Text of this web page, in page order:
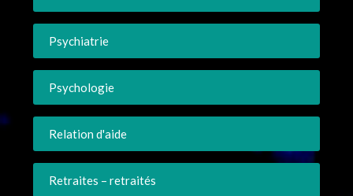
Psychiatrie
Psychologie
Relation d'aide
Retraites – retraités